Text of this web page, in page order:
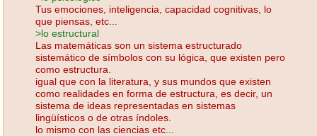
Tus emociones, inteligencia, capacidad cognitivas, lo
que piensas, etc...
>lo estructural
Las matemáticas son un sistema estructurado
sistemático de símbolos con su lógica, que existen pero
como estructura.
igual que con la literatura, y sus mundos que existen
como realidades en forma de estructura, es decir, un
sistema de ideas representadas en sistemas
lingüísticos o de otras índoles.
lo mismo con las ciencias etc...